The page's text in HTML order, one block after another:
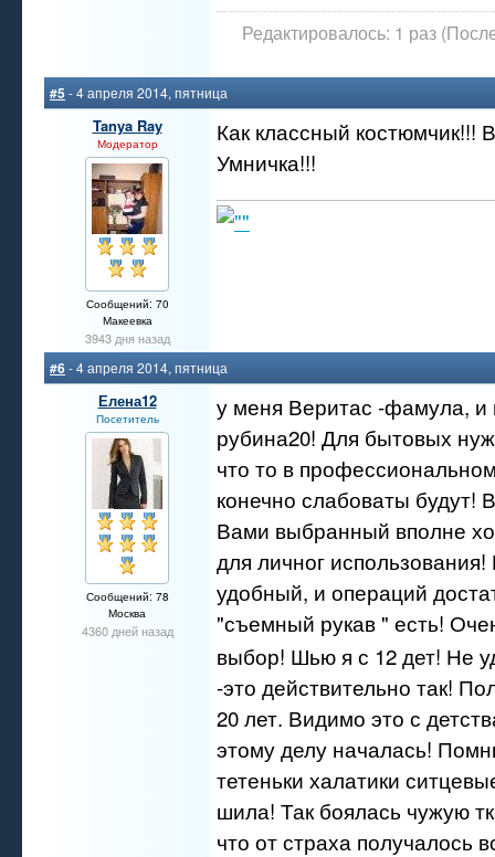
Редактировалось: 1 раз
#5 - 4 апреля 2014, пятница
Tanya Ray
Модератор
Сообщений: 70
Макеевка
3943 дня назад
Как классный костюмчик!!!
Умничка!!!
#6- 4 апреля 2014, пятница
Елена12
Посетитель
Сообщений: 78
Москва
4360 дней назад
у меня Веритас -фамула, и
рубина20! Для бытовых
что то в
конечно слабоваты
Вами выбранный вполне
для личног
удобный, и операций
"съемный рукав " есть!
выбор! Шью я с 12 дет! Не
-это действительно так!
20 лет. Видимо это с
этому делу началась!
тетеньки халатики
шила! Так боялась чужую
что от страха получалось